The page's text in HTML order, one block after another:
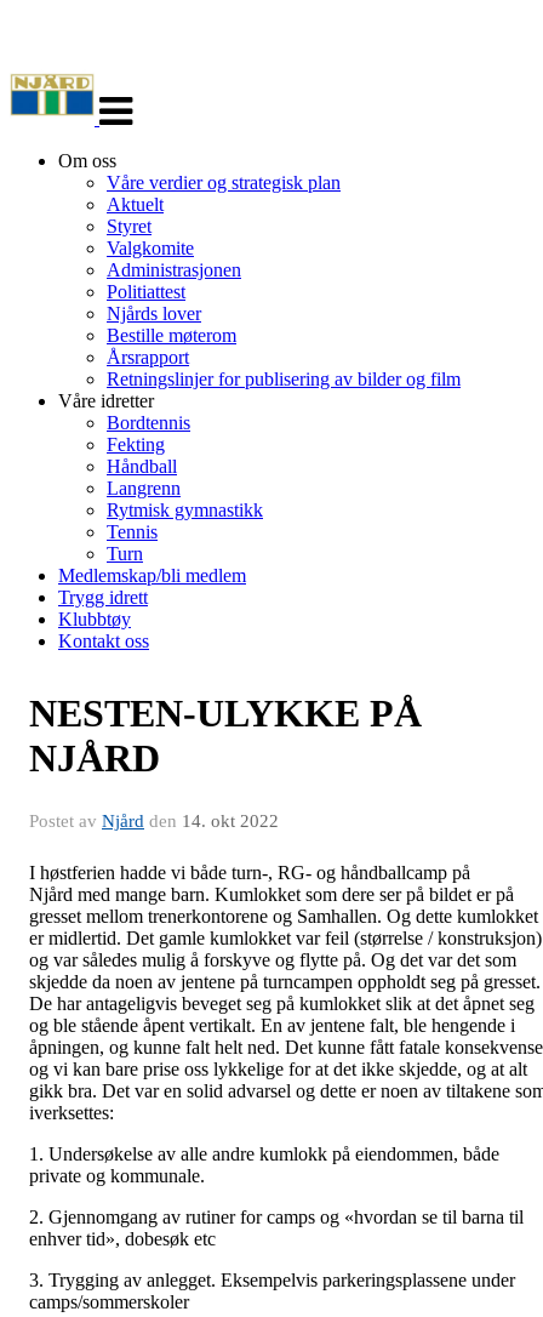
navigasjon
Om oss
Våre verdier og strategisk plan
Aktuelt
Styret
Valgkomite
Administrasjonen
Politiattest
Njårds lover
Bestille møterom
Årsrapport
Retningslinjer for publisering av bilder og film
Våre idretter
Bordtennis
Fekting
Håndball
Langrenn
Rytmisk gymnastikk
Tennis
Turn
Medlemskap/bli medlem
Trygg idrett
Klubbtøy
Kontakt oss
NESTEN-ULYKKE PÅ
NJÅRD
Postet av Njård den 14. okt 2022
I høstferien hadde vi både turn-, RG- og håndballcamp på
Njård med mange barn. Kumlokket som dere ser på bildet er på
gresset mellom trenerkontorene og Samhallen. Og dette kumlokket
er midlertid. Det gamle kumlokket var feil (størrelse / konstruksjon)
og var således mulig å forskyve og flytte på. Og det var det som
skjedde da noen av jentene på turncampen oppholdt seg på gresset.
De har antageligvis beveget seg på kumlokket slik at det åpnet seg
og ble stående åpent vertikalt. En av jentene falt, ble hengende i
åpningen, og kunne falt helt ned. Det kunne fått fatale
og vi kan bare prise oss lykkelige for at det ikke skjedde, og at alt
gikk bra. Det var en solid advarsel og dette er noen av tiltakene
iverksettes:
1. Undersøkelse av alle andre kumlokk på eiendommen, både
private og kommunale.
2. Gjennomgang av rutiner for camps og «hvordan se til barna til
enhver tid», dobesøk etc
3. Trygging av anlegget. Eksempelvis parkeringsplassene under
camps/sommerskoler